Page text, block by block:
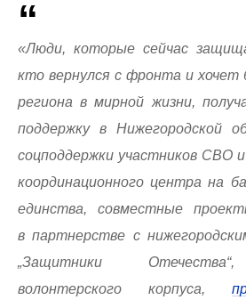
«Люди, которые сейчас
кто вернулся с фронта и
региона в мирной жизни,
поддержку в Нижегородской
соцподдержки участников СВО
координационного центра на
единства, совместные
в партнерстве с
„Защитники
волонтерского корпуса,